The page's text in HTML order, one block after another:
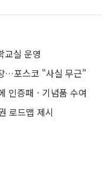
교실 운영
…포스코 "사실 무근"
인증패ㆍ기념품 수여
로드맵 제시